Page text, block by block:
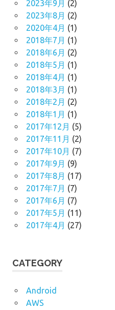
2023年9月 (2)
2023年8月 (2)
2020年4月 (1)
2018年7月 (1)
2018年6月 (2)
2018年5月 (1)
2018年4月 (1)
2018年3月 (1)
2018年2月 (2)
2018年1月 (1)
2017年12月 (5)
2017年11月 (2)
2017年10月 (7)
2017年9月 (9)
2017年8月 (17)
2017年7月 (7)
2017年6月 (7)
2017年5月 (11)
2017年4月 (27)
CATEGORY
Android
AWS